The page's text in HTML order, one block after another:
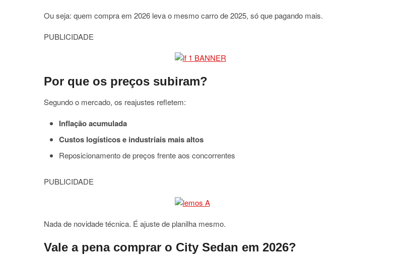
Ou seja: quem compra em 2026 leva o mesmo carro de 2025, só que pagando mais.
PUBLICIDADE
Por que os preços subiram?
Segundo o mercado, os reajustes refletem:
Inflação acumulada
Custos logísticos e industriais mais altos
Reposicionamento de preços frente aos concorrentes
PUBLICIDADE
Nada de novidade técnica. É ajuste de planilha mesmo.
Vale a pena comprar o City Sedan em 2026?